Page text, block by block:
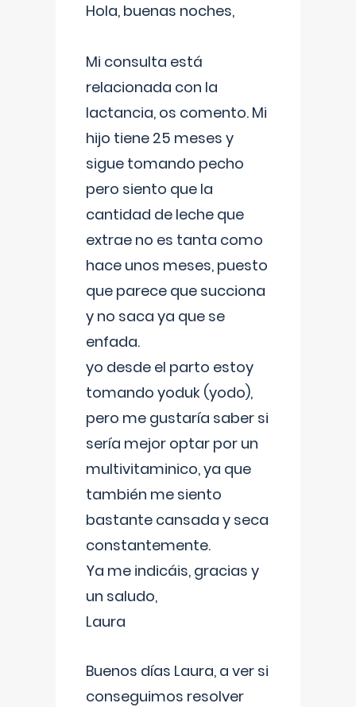
Hola, buenas noches,
Mi consulta está
relacionada con la
lactancia, os comento. Mi
hijo tiene 25 meses y
sigue tomando pecho
pero siento que la
cantidad de leche que
extrae no es tanta como
hace unos meses, puesto
que parece que succiona
y no saca ya que se
enfada.
yo desde el parto estoy
tomando yoduk (yodo),
pero me gustaría saber si
sería mejor optar por un
multivitaminico, ya que
también me siento
bastante cansada y seca
constantemente.
Ya me indicáis, gracias y
un saludo,
Laura
Buenos días Laura, a ver si
conseguimos resolver